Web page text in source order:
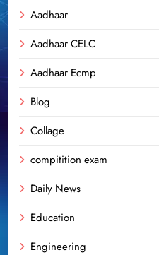
Aadhaar
Aadhaar CELC
Aadhaar Ecmp
Blog
Collage
compitition exam
Daily News
Education
Engineering